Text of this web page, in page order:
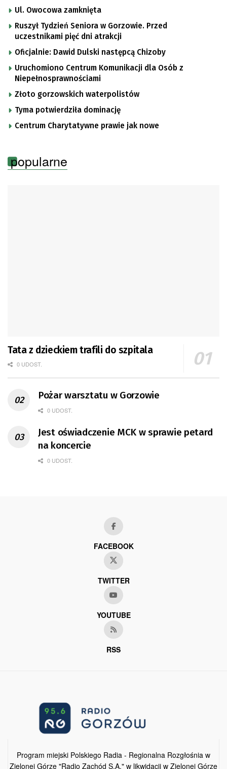
Ul. Owocowa zamknięta
Ruszył Tydzień Seniora w Gorzowie. Przed
uczestnikami pięć dni atrakcji
Oficjalnie: Dawid Dulski następcą Chizoby
Uruchomiono Centrum Komunikacji dla Osób z
Niepełnosprawnościami
Złoto gorzowskich waterpolistów
Tyma potwierdziła dominację
Centrum Charytatywne prawie jak nowe
popularne
Tata z dzieckiem trafili do szpitala
0 UDOST.
Pożar warsztatu w Gorzowie
0 UDOST.
Jest oświadczenie MCK w sprawie petard
na koncercie
0 UDOST.
FACEBOOK
TWITTER
YOUTUBE
RSS
Program miejski Polskiego Radia - Regionalna Rozgłośnia w
Zielonej Górze "Radio Zachód S.A." w likwidacji w Zielonej Górze